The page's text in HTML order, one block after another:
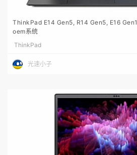
ThinkPad E14 Gen5, R14 Gen5, E16
oem系统
ThinkPad
光速小子